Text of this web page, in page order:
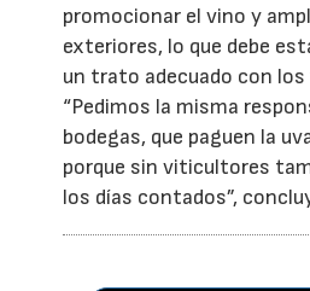
promocionar el vino y
exteriores, lo que debe
un trato adecuado con
“Pedimos la misma
bodegas, que paguen la
porque sin viticultores
los días contados”,